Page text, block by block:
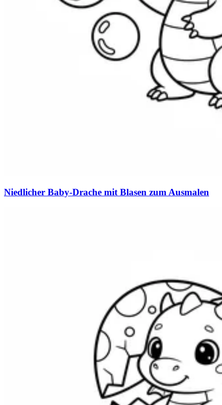
Niedlicher Baby-Drache mit Blasen zum Ausmalen